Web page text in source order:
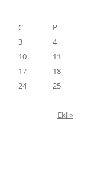
C
P
3
4
10
11
17
18
24
25
Eki »